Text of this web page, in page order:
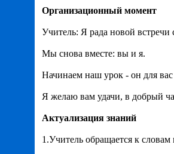
Организационный момент
Учитель: Я рада новой встречи
Мы снова вместе: вы и я.
Начинаем наш урок - он для вас
Я желаю вам удачи, в добрый
Актуализация знаний
1.Учитель обращается к словам